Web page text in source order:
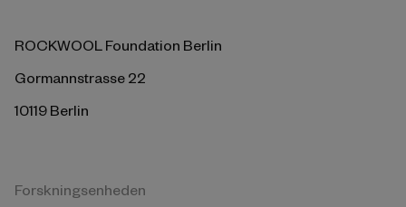
ROCKWOOL Foundation Berlin
Gormannstrasse 22
10119 Berlin
Forskningsenheden